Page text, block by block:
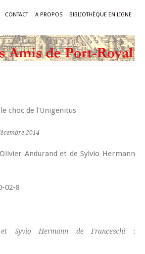
CONTACT A PROPOS BIBLIOTHÈQUE EN LIGNE
choc de l'Unigenitus
2014
Andurand et de Sylvio Hermann
02-8
Syvio Hermann de Franceschi :